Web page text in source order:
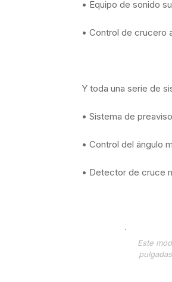
• Equipo de sonido
• Control de crucero
Y toda una serie de
• Sistema de
• Control del ángulo
• Detector de cruce
Este